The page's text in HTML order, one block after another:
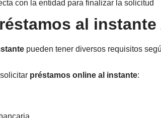
con la entidad para finalizar la solicitud
al
pueden tener diversos requisitos
préstamos online al instante: